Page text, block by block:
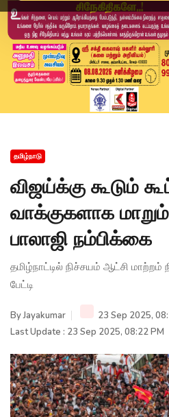
தமிழ்நாடு
விஜய்க்கு கூடும்
வாக்குகளாக மாறும்
பாலாஜி நம்பிக்கை
தமிழ்நாட்டில் நிச்சயம் ஆட்சி மாற்றம்
பேட்டி
ByJayakumar
23 Sep 2025,
Last Update : 23 Sep 2025, 08:22 PM